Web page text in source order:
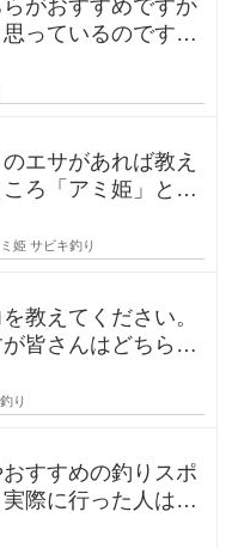
がおすすめですか
っているのです
エサがあれば教え
ろ「アミ姫」とい
姫 サビキ釣り
教えてください。
皆さんはどちらが
り
すすめの釣りスポ
際に行った人はど